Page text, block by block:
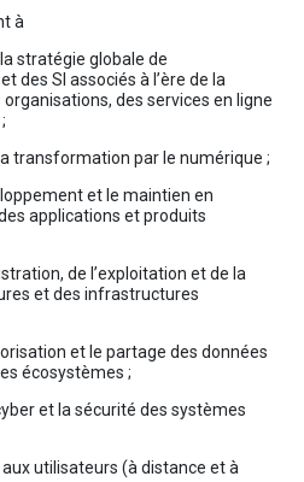
à
stratégie globale de
des SI associés à l’ère de la
des services en ligne
par le numérique ;
et le maintien en
applications et produits
de l’exploitation et de la
et des infrastructures
et le partage des données
écosystèmes ;
et la sécurité des systèmes
utilisateurs (à distance et à